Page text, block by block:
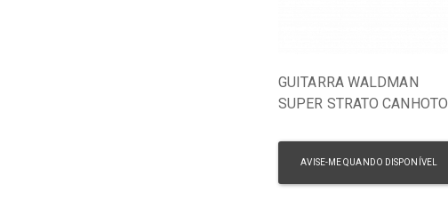
GUITARRA WALDMAN
SUPER STRATO CANHOTO
BURST
AVISE-ME QUANDO DISPONÍVEL